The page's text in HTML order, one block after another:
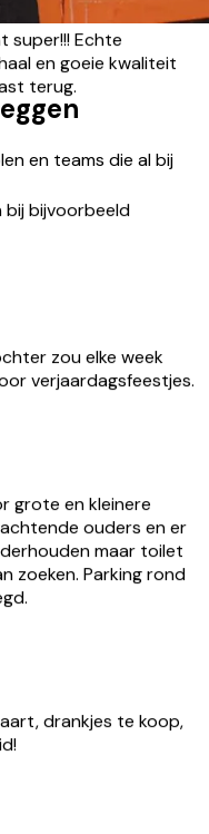
en teams die al bij
bijvoorbeeld
zou elke week
verjaardagsfeestjes.
grote en kleinere
ouders en er
zoeken. Parking rond
drankjes te koop,
te gaan spelen!
heel goed